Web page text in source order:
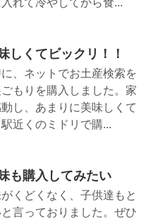
しくてビックリ！！
、ネットでお土産検索を
もりを購入しました。家
し、あまりに美味しくて
近くのミドリで購...
も購入してみたい
くどくなく、子供達もと
言っておりました。ぜひ